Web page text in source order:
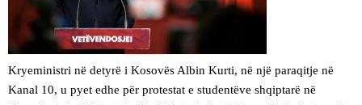
Kryeministri në detyrë i Kosovës Albin Kurti, në një paraqitje në
Kanal 10, u pyet edhe për protestat e studentëve shqiptarë në